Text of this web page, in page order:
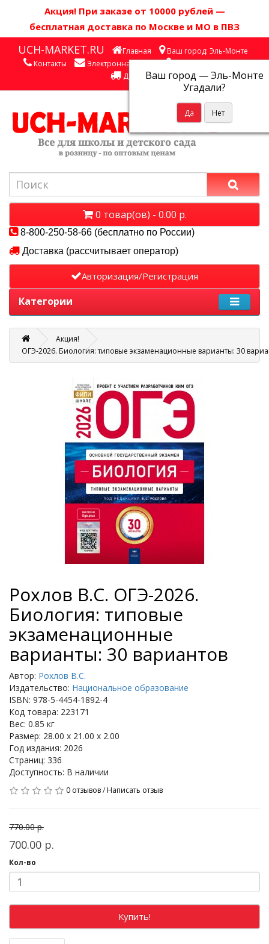
Акция! При заказе от 10000 рублей —
бесплатная доставка по Москве и МО в ПВЗ
UCH-MARKET.RU Главная Ваш город: Эль-Монте
Ваш город —Эль-Монте
Угадали?
Контакты Электронная почта
Личный кабинет
Доставка
0 товар(ов) - 0.00 р.
8-800-250-58-66 (бесплатно по России)
Доставка (рассчитывает оператор)
Авторизация/Регистрация
Категории
Акция!
ОГЭ-2026. Биология: типовые экзаменационные варианты: 30
Рохлов В.С. ОГЭ-2026.
Биология: типовые
экзаменационные
варианты: 30 вариантов
Автор: Рохлов В.С.
Издательство: Национальное образование
ISBN: 978-5-4454-1892-4
Код товара: 223171
Вес: 0.85 кг
Размер: 28.00 x 21.00 x 2.00
Год издания: 2026
Страниц: 336
Доступность: В наличии
0 отзывов/Написать отзыв
770.00 р.
700.00 р.
Кол-во
Купить!